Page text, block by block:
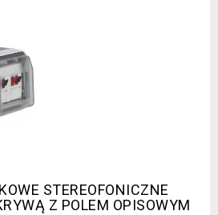
STEREOFONICZNE
Z POLEM OPISOWYM